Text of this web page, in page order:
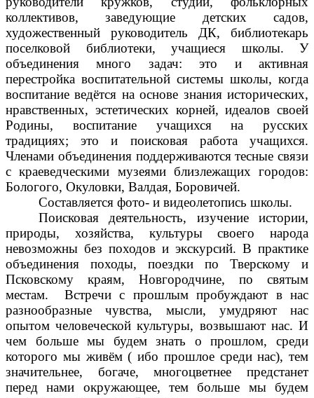
коллективов, заведующие детских садов,
художественный руководитель ДК, библиотекарь
поселковой библиотеки, учащиеся школы. У
объединения много задач: это и активная
перестройка воспитательной системы школы, когда
воспитание ведётся на основе знания исторических,
нравственных, эстетических корней, идеалов своей
Родины, воспитание учащихся на русских
традициях; это и поисковая работа учащихся.
Членами объединения поддерживаются тесные связи
с краеведческими музеями близлежащих городов:
Бологого, Окуловки, Валдая, Боровичей.
Составляется фото- и видеолетопись школы.
Поисковая деятельность, изучение истории,
природы, хозяйства, культуры своего народа
невозможны без походов и экскурсий. В практике
объединения походы, поездки по Тверскому и
Псковскому краям, Новгородчине, по святым
местам. Встречи с прошлым пробуждают в нас
разнообразные чувства, мысли, умудряют нас
опытом человеческой культуры, возвышают нас. И
чем больше мы будем знать о прошлом, среди
которого мы живём ( ибо прошлое среди нас), тем
значительнее, богаче, многоцветнее предстанет
перед нами окружающее, тем больше мы будем